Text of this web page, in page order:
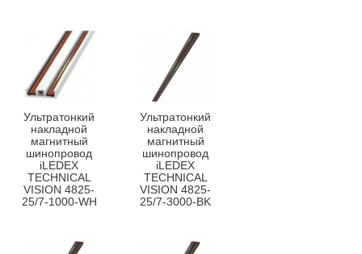
Ультратонкий
накладной
магнитный
шинопровод
iLEDEX
TECHNICAL
VISION 4825-
25/7-1000-WH
Ультратонкий
накладной
магнитный
шинопровод
iLEDEX
TECHNICAL
VISION 4825-
25/7-3000-BK